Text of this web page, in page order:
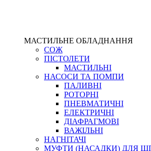
МАСТИЛЬНЕ ОБЛАДНАННЯ
СОЖ
ПІСТОЛЕТИ
МАСТИЛЬНІ
НАСОСИ ТА ПОМПИ
ПАЛИВНІ
РОТОРНІ
ПНЕВМАТИЧНІ
ЕЛЕКТРИЧНІ
ДІАФРАГМОВІ
ВАЖІЛЬНІ
НАГНІТАЧІ
МУФТИ (НАСАДКИ) ДЛЯ